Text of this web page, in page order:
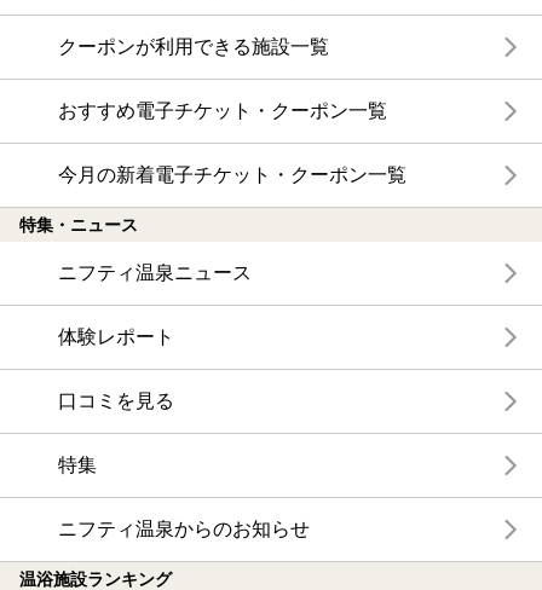
クーポンが利用できる施設一覧
おすすめ電子チケット・クーポン一覧
今月の新着電子チケット・クーポン一覧
特集・ニュース
ニフティ温泉ニュース
体験レポート
口コミを見る
特集
ニフティ温泉からのお知らせ
温浴施設ランキング